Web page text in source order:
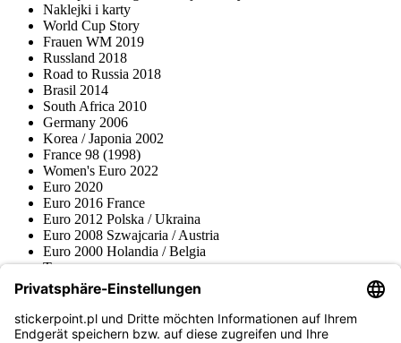
Naklejki i karty
World Cup Story
Frauen WM 2019
Russland 2018
Road to Russia 2018
Brasil 2014
South Africa 2010
Germany 2006
Korea / Japonia 2002
France 98 (1998)
Women's Euro 2022
Euro 2020
Euro 2016 France
Euro 2012 Polska / Ukraina
Euro 2008 Szwajcaria / Austria
Euro 2000 Holandia / Belgia
Topps
Blue Ocean
Pokémon
Różne serie
Akcesoria